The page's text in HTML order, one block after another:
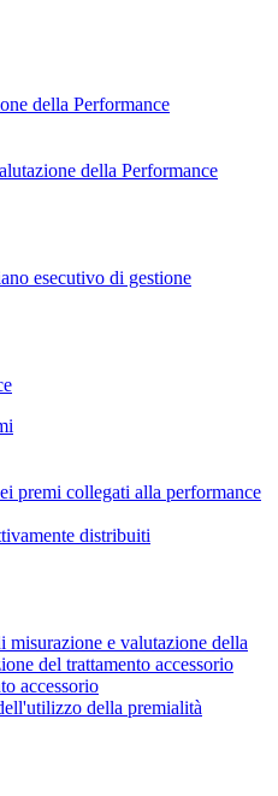
della Performance
della Performance
esecutivo di gestione
premi collegati alla performance
distribuiti
e valutazione della
del trattamento accessorio
accessorio
della premialità